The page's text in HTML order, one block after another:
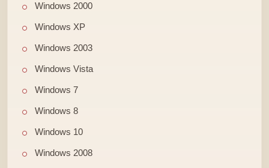
Windows 2000
Windows XP
Windows 2003
Windows Vista
Windows 7
Windows 8
Windows 10
Windows 2008